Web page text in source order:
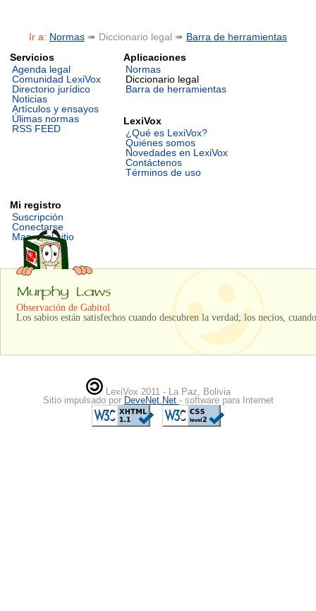
Ir a: Normas ➠ Diccionario legal ➠ Barra de herramientas
Servicios
Agenda legal
Comunidad LexiVox
Directorio jurídico
Noticias
Artículos y ensayos
Úlimas normas
RSS FEED
Aplicaciones
Normas
Diccionario legal
Barra de herramientas
LexiVox
¿Qué es LexiVox?
Quiénes somos
Novedades en LexiVox
Contáctenos
Términos de uso
Mi registro
Suscripción
Conectarse
Mapa del sitio
Observación de Gabitol
Los sabios están satisfechos cuando descubren la verdad; los necios,
LexiVox 2011 - La Paz, Bolivia
Sitio impulsado por DeveNet.Net - software para Internet